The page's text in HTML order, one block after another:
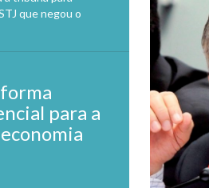
que negou o
para a